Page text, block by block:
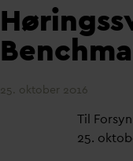
25. oktober 2016
Til
25.